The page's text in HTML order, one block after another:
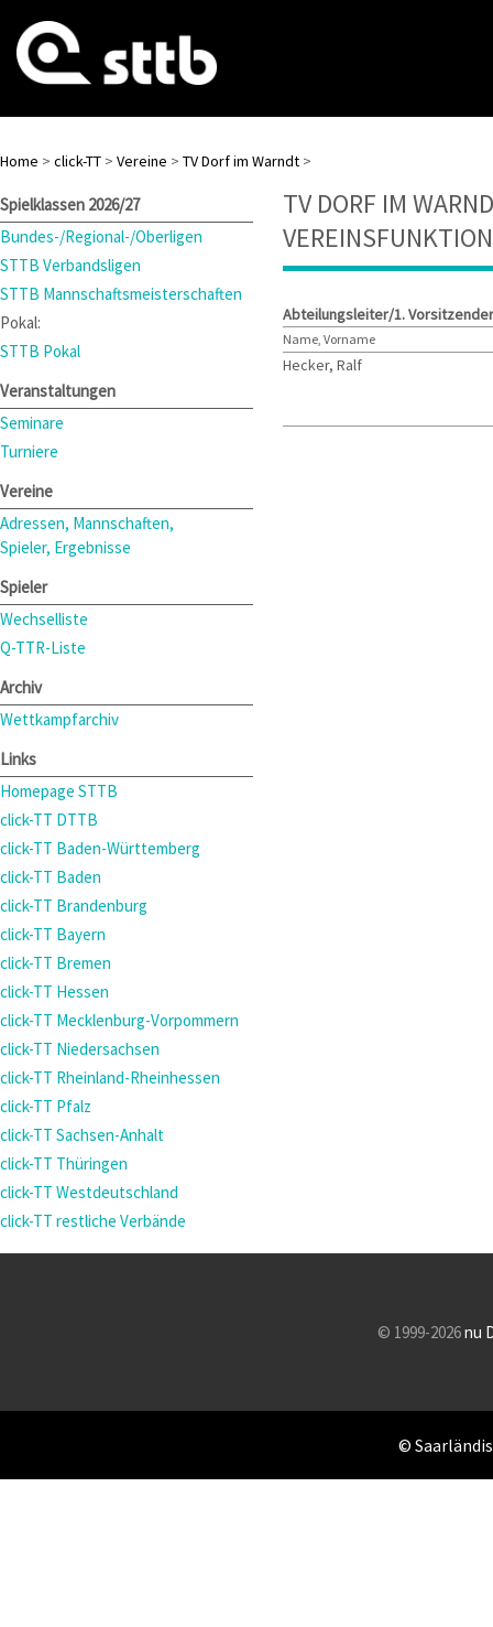
Home > click-TT > Vereine > TV Dorf im Warndt >
Spielklassen 2026/27
Bundes-/Regional-/Oberligen
STTB Verbandsligen
STTB Mannschaftsmeisterschaften
Pokal:
STTB Pokal
Veranstaltungen
Seminare
Turniere
Vereine
Adressen, Mannschaften,
Spieler, Ergebnisse
Spieler
Wechselliste
Q-TTR-Liste
Archiv
Wettkampfarchiv
Links
Homepage STTB
click-TT DTTB
click-TT Baden-Württemberg
click-TT Baden
click-TT Brandenburg
click-TT Bayern
click-TT Bremen
click-TT Hessen
click-TT Mecklenburg-Vorpommern
click-TT Niedersachsen
click-TT Rheinland-Rheinhessen
click-TT Pfalz
click-TT Sachsen-Anhalt
click-TT Thüringen
click-TT Westdeutschland
click-TT restliche Verbände
TV DORF IM
Abteilungsleiter/1. Vorsitzender
Name, Vorname
Hecker, Ralf
© 1999-2026nu